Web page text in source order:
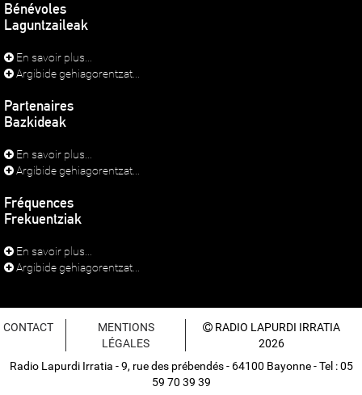
Bénévoles
Laguntzaileak
En savoir plus...
Argibide gehiagorentzat...
Partenaires
Bazkideak
En savoir plus...
Argibide gehiagorentzat...
Fréquences
Frekuentziak
En savoir plus...
Argibide gehiagorentzat...
CONTACT
MENTIONS
LÉGALES
RADIO LAPURDI IRRATIA
2026
Radio Lapurdi Irratia - 9, rue des prébendés - 64100 Bayonne - Tel : 05
59 70 39 39